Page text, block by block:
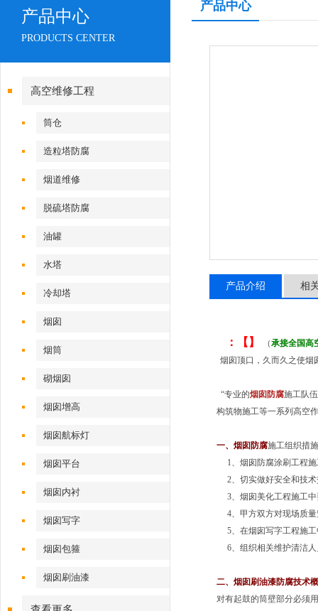
产品中心
PRODUCTS CENTER
高空维修工程
筒仓
造粒塔防腐
烟道维修
脱硫塔防腐
油罐
水塔
冷却塔
烟囱
烟筒
砌烟囱
烟囱增高
烟囱航标灯
烟囱平台
烟囱内衬
烟囱写字
烟囱包箍
烟囱刷油漆
产品中心
产品介绍 相
：【】 （承接全国高
烟囱顶口，久而久之使烟
“专业的烟囱防腐施工队
构筑物施工等一系列高空
一、 烟囱防腐施工组织措
1、烟囱防腐涂刷工程施
2、切实做好安全和技术
3、烟囱美化工程施工中
4、甲方双方对现场质量
5、在烟囱写字工程施工
6、组织相关维护清洁人
二、烟囱刷油漆防腐技术
对有起鼓的筒壁部分必须